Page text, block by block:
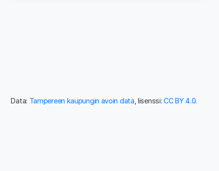
Data: Tampereen kaupungin avoin data , lisenssi:CC BY 4.0.